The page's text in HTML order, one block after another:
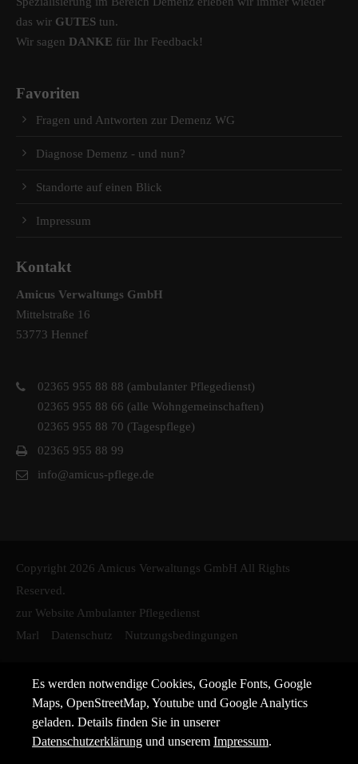
das wir GUTES tun.
Wir sagen DANKE für Ihr Feedback!
Favoriten
Fragen und Antworten zur Demenz WG
Diagnose Demenz - und nun?
Standorte auf einen Blick
Impressum
Kontakt
Amicus Verwaltungs GmbH
Mittelstraße 16
53773 Hennef
02365 955 88 88 (ambulanter Pflegedienst)
02365 955 88 66 (alle Wohngemeinschaften)
02365 955 88 70 (Tagespflege)
02365 955 88 99
info@amicus-pflege.de
Copyright 2026 Amicus Verwaltungs GmbH All Rights
Reserved.
zur Website Ambulanter Pflegedienst
Marl
Datenschutz Nutzungsbedingungen
Es werden notwendige Cookies, Google Fonts, Google
Maps, OpenStreetMap, Youtube und Google Analytics
geladen. Details finden Sie in unserer
Datenschutzerklärung und unseremImpressum.